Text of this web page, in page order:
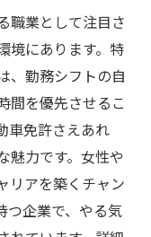
職業として注目さ
境にあります。特
、勤務シフトの自
間を優先させるこ
車免許さえあれ
魅力です。女性や
リアを築くチャン
つ企業で、やる気